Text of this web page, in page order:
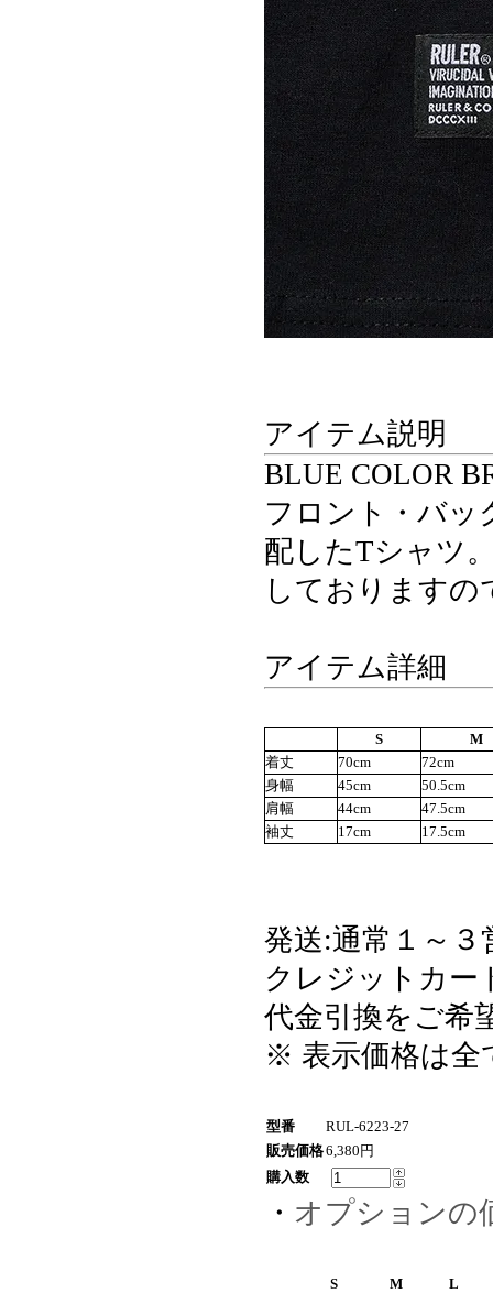
アイテム説明
BLUE COLOR
フロント・バッ
配したTシャツ
しております
アイテム詳細
S
M
着丈
70cm
72cm
身幅
45cm
50.5cm
肩幅
44cm
47.5cm
袖丈
17cm 17.5cm
発送:通常１～３
クレジットカー
代金引換をご希
※ 表示価格は全
型番
RUL-6223-27
販売価格6,380円
購入数
・ オプションの
S M L